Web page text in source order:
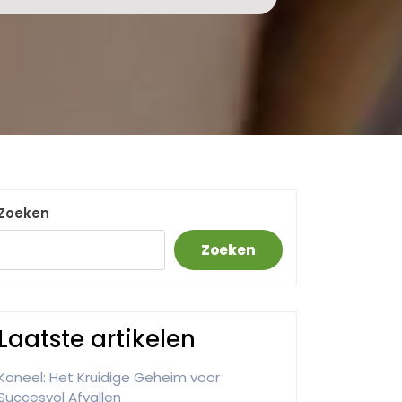
Zoeken
artikelen
Het Kruidige Geheim voor
Afvallen